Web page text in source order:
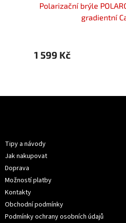
Polarizační brýle
gradientní
1 599 Kč
Tipy a návody
Jak nakupovat
Doprava
Možností platby
Kontakty
Obchodní podmínky
Podmínky ochrany osobních údajů